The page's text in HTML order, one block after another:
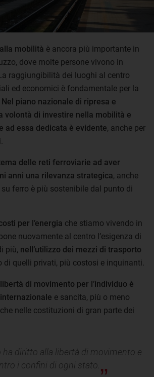
mobilità è ancora più importante in
dove molte persone vivono in
raggiungibilità dei luoghi al centro
ed economici è fondamentale per la
Nel piano nazionale di ripresa e
volontà di investire nella mobilità e
ad essa dedicata è evidente, anche per
delle reti ferroviarie ad aver
anni una rilevanza strategica, anche
ferro è più sostenibile dal punto di
per l’energia che stiamo vivendo in
nuovamente al centro l’esigenza di
più, nell’utilizzo dei mezzi di trasporto
di quelli privati, più costosi e inquinanti.
di movimento per l’individuo è
e sancita, più o meno
nelle costituzioni di gran parte dei
ha diritto alla libertà di movimento e
i confini di ogni stato.